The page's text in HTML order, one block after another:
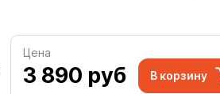
Цена
3 890 руб В корзину